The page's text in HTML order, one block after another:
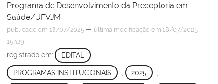
Programa de Desenvolvimento da Preceptoria em
Saúde/UFVJM
publicado em 18/07/2025 — última modificação em 18/07/2025
15h29
registrado em: EDITAL
PROGRAMAS INSTITUCIONAIS 2025